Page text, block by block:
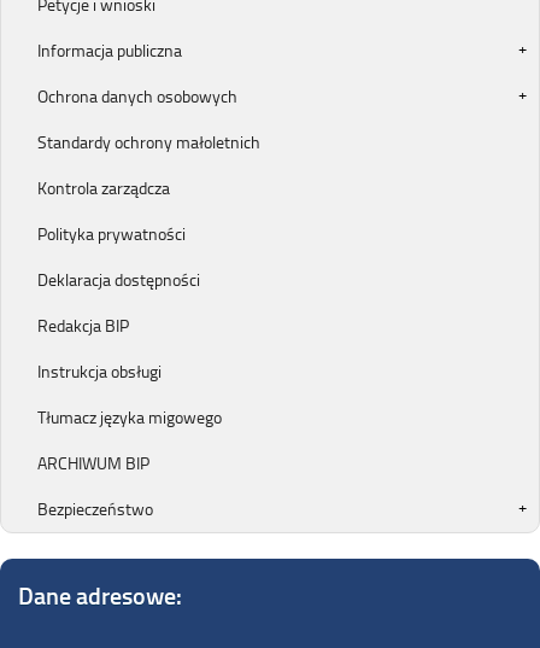
Informacja publiczna
Ochrona danych osobowych
Standardy ochrony małoletnich
Kontrola zarządcza
Polityka prywatności
Deklaracja dostępności
Redakcja BIP
Instrukcja obsługi
Tłumacz języka migowego
ARCHIWUM BIP
Bezpieczeństwo
Dane adresowe: